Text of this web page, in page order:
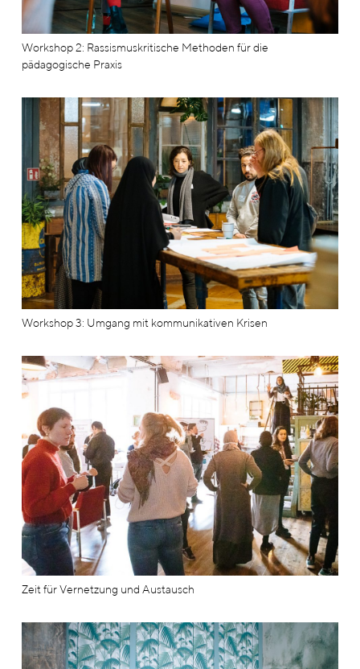
Workshop 2: Rassismuskritische Methoden für die
pädagogische Praxis
Workshop 3: Umgang mit kommunikativen Krisen
Zeit für Vernetzung und Austausch